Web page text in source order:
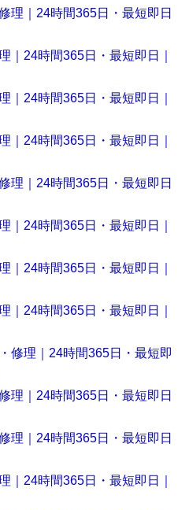
理｜24時間365日・最短即日
｜24時間365日・最短即日｜
｜24時間365日・最短即日｜
｜24時間365日・最短即日｜
理｜24時間365日・最短即日
｜24時間365日・最短即日｜
｜24時間365日・最短即日｜
｜24時間365日・最短即日｜
修理｜24時間365日・最短即
理｜24時間365日・最短即日
理｜24時間365日・最短即日
｜24時間365日・最短即日｜